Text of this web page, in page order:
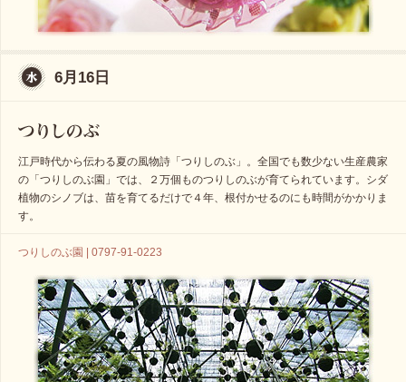
6月16日
江戸時代から伝わる夏の風物詩「つりしのぶ」。全国でも数少ない生産農家
の「つりしのぶ園」では、２万個ものつりしのぶが育てられています。シダ
植物のシノブは、苗を育てるだけで４年、根付かせるのにも時間がかかりま
す。
つりしのぶ園 | 0797-91-0223